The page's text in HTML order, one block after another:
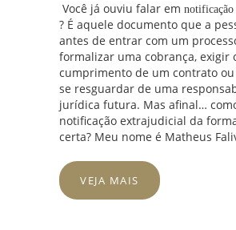
Você já ouviu falar em
? É aquele documento que a
antes de entrar com um
formalizar uma cobrança, exigir
cumprimento de um contrato
se resguardar de uma
jurídica futura. Mas afinal…
notificação extrajudicial da
certa? Meu nome é Matheus
VEJA MAIS